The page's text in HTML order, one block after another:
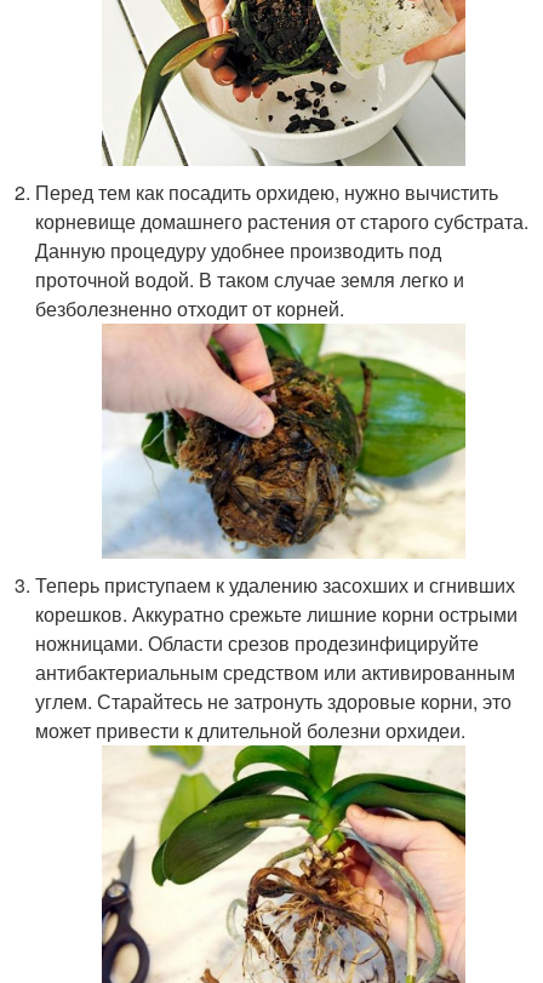
Перед тем как посадить орхидею, нужно вычистить
корневище домашнего растения от старого субстрата.
Данную процедуру удобнее производить под
проточной водой. В таком случае земля легко и
безболезненно отходит от корней.
Теперь приступаем к удалению засохших и сгнивших
корешков. Аккуратно срежьте лишние корни острыми
ножницами. Области срезов продезинфицируйте
антибактериальным средством или активированным
углем. Старайтесь не затронуть здоровые корни, это
может привести к длительной болезни орхидеи.